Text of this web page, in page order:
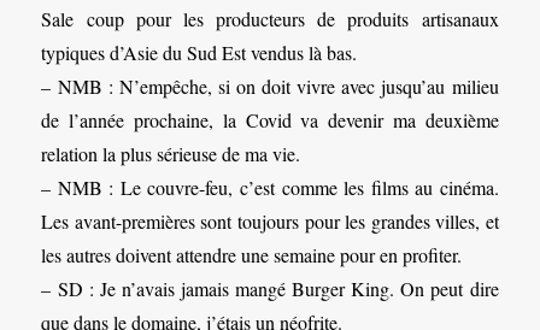
Sale coup pour les producteurs de produits artisanaux
typiques d’Asie du Sud Est vendus là bas.
– NMB : N’empêche, si on doit vivre avec jusqu’au milieu
de l’année prochaine, la Covid va devenir ma deuxième
relation la plus sérieuse de ma vie.
– NMB : Le couvre-feu, c’est comme les films au cinéma.
Les avant-premières sont toujours pour les grandes villes, et
les autres doivent attendre une semaine pour en profiter.
– SD : Je n’avais jamais mangé Burger King. On peut dire
que dans le domaine, j’étais un néofrite.